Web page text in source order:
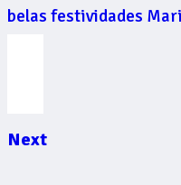
belas festividades
Next